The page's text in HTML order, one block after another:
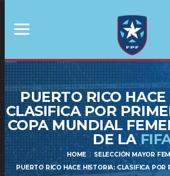
PUERTO RICO
CLASIFICA POR
COPA MUNDIAL
DE LA
HOME
SELECCIÓN MAYOR
PUERTO RICO HACE HISTORIA: CLASIFICA POR